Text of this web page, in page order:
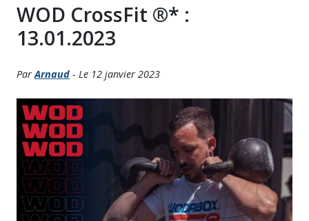
WOD CrossFit ®* :
13.01.2023
ParArnaud - Le 12 janvier 2023